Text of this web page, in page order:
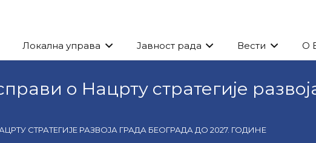
Локална управа Јавност рада Вести О
о Нацрту стратегије
СТРАТЕГИЈЕ РАЗВОЈА ГРАДА БЕОГРАДА ДО 2027. ГОДИНЕ